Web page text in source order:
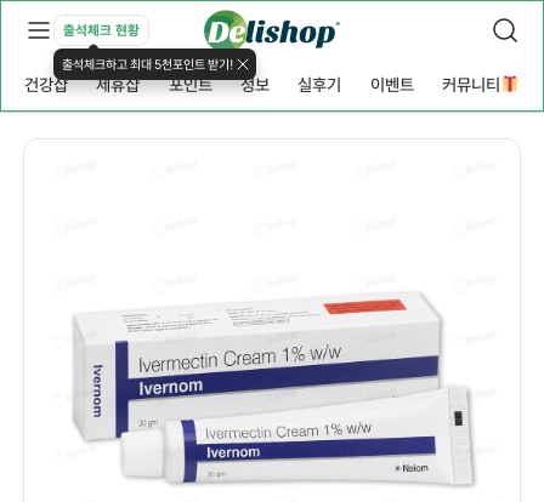
출석체크 현황
출석체크하고 최대 5천포인트 받기!
건강샵 제휴샵 포인트 정보 실후기 이벤트 커뮤니티